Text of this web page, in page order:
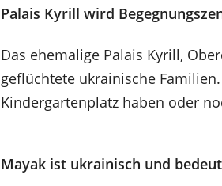
Palais Kyrill wird
Das ehemalige Palais Kyrill,
geflüchtete ukrainische
Kindergartenplatz haben oder
Mayak ist ukrainisch und